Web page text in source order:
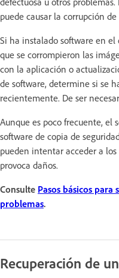
puede causar la corrupción de
Si ha instalado software en
que se corrompieron las
con la aplicación o
de software, determine si se
recientemente. De ser
Aunque es poco frecuente, el
software de copia de
pueden intentar acceder a
provoca daños.
Consulte Pasos básicos
problemas.
Recuperación de